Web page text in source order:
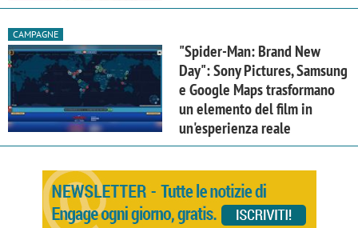
CAMPAGNE
"Spider-Man: Brand New
Day": Sony Pictures, Samsung
e Google Maps trasformano
un elemento del film in
un'esperienza reale